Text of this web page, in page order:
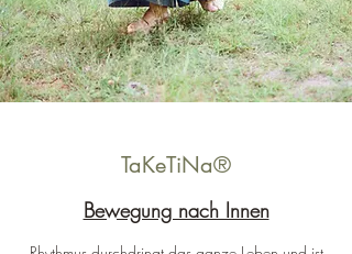
TaKeTiNa®
Bewegung nach Innen